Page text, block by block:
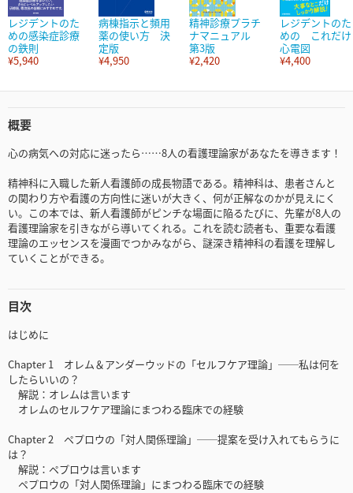
レジデントのた
めの感染症診療
の鉄則
¥5,940
病棟指示と頻用
薬の使い方 決
定版
¥4,950
精神診療プラチ
ナマニュアル
第3版
¥2,420
レジデントのた
めの これだけ
心電図
¥4,400
概要
心の病気への対応に迷ったら……8人の看護理論家があなたを導きます！
精神科に入職した新人看護師の成長物語である。精神科は、患者さんと
の関わり方や看護の方向性に迷いが大きく、何が正解なのかが見えにく
い。この本では、新人看護師がピンチな場面に陥るたびに、先輩が8人の
看護理論家を引きながら導いてくれる。これを読む読者も、重要な看護
理論のエッセンスを漫画でつかみながら、謎深き精神科の看護を理解し
ていくことができる。
目次
はじめに
Chapter 1 オレム＆アンダーウッドの「セルフケア理論」──私は何を
したらいいの？
解説：オレムは言います
オレムのセルフケア理論にまつわる臨床での経験
Chapter 2 ペプロウの「対人関係理論」──提案を受け入れてもらうに
は？
解説：ペプロウは言います
ペプロウの「対人関係理論」にまつわる臨床での経験